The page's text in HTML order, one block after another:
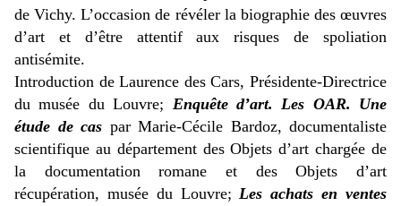
de Vichy. L’occasion de révéler la biographie des œuvres
d’art et d’être attentif aux risques de spoliation
antisémite.
Introduction de Laurence des Cars, Présidente-Directrice
du musée du Louvre; Enquête d’art. Les OAR. Une
étude de cas par Marie-Cécile Bardoz, documentaliste
scientifique au département des Objets d’art chargée de
la documentation romane et des Objets d’art
récupération, musée du Louvre;Les achats en ventes